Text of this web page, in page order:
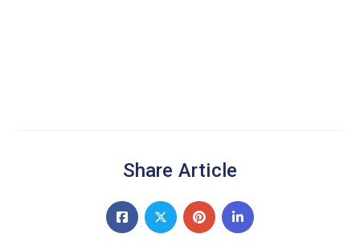
Share Article